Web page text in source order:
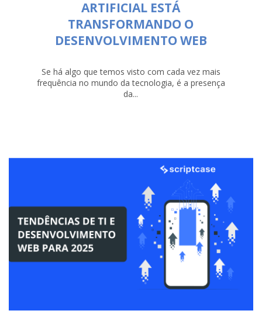
ARTIFICIAL ESTÁ
TRANSFORMANDO O
DESENVOLVIMENTO WEB
Se há algo que temos visto com cada vez mais
frequência no mundo da tecnologia, é a presença
da...